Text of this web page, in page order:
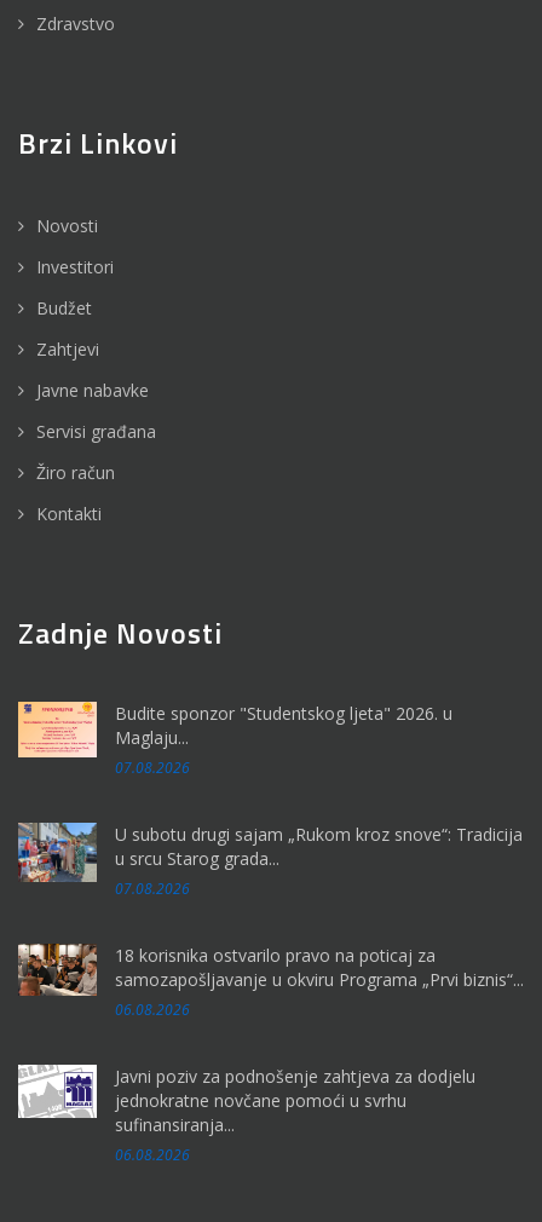
Zdravstvo
Brzi Linkovi
Novosti
Investitori
Budžet
Zahtjevi
Javne nabavke
Servisi građana
Žiro račun
Kontakti
Zadnje Novosti
Budite sponzor "Studentskog ljeta" 2026. u
Maglaju...
07.08.2026
U subotu drugi sajam „Rukom kroz snove“: Tradicija
u srcu Starog grada...
07.08.2026
18 korisnika ostvarilo pravo na poticaj za
samozapošljavanje u okviru Programa „Prvi biznis“...
06.08.2026
Javni poziv za podnošenje zahtjeva za dodjelu
jednokratne novčane pomoći u svrhu
sufinansiranja...
06.08.2026